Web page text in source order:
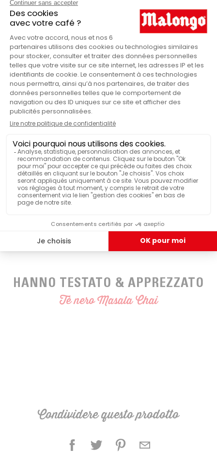
CERTIFICAZIONE Commercio equo e solidale
NOTE AROMATICHE Spezie indiane
QUANTITÀ DI TÈ 100
VISUALIZZA PIÙ FUNZIONALITÀ
Tè nero
TEMPO D’INFUSIONE
3-4 min
TEMPERATURA DELL'ACQUA
HANNO TESTATO & APPREZZATO
Tè nero Masala Chai
Condividere questo prodotto